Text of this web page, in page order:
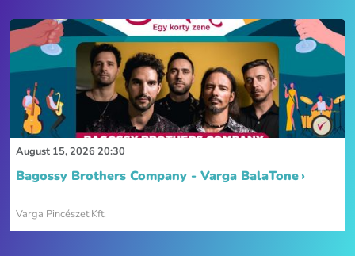
August 15, 2026 20:30
Bagossy Brothers Company - Varga BalaTone
Varga Pincészet Kft.